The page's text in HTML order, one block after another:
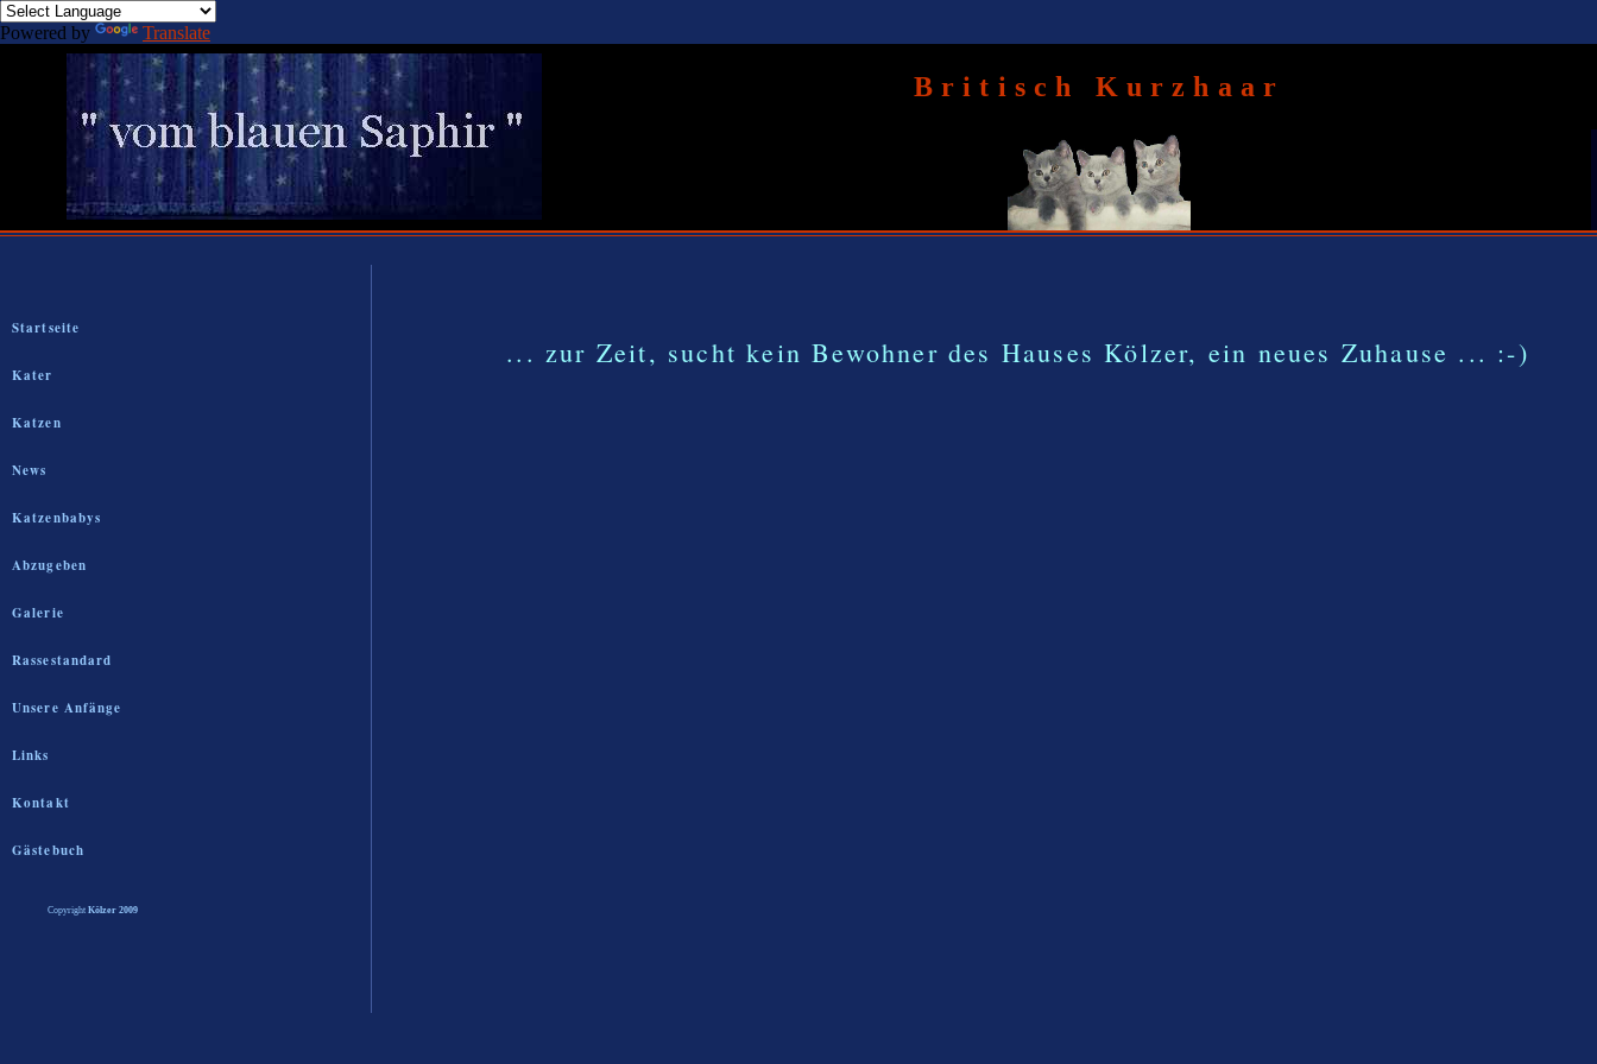
Powered by Translate
Britisch Kurzhaar
Startseite
Kater
Katzen
News
Katzenbabys
Abzugeben
Galerie
Rassestandard
Unsere Anfänge
Links
Kontakt
Gästebuch
Copyright Kölzer 2009
... zur Zeit, sucht kein Bewohner des Hauses Kölzer, ein neues Zuhause ... :-)